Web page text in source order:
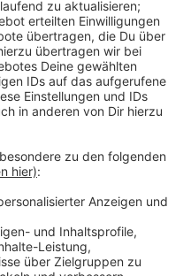
hat jetzt die Firma
Denn gute
besonders
dass die Firmen in
Als Würdigung, aber
hat die
Engagement im
die Auszeichnung
ein großer Arbeitgeber
bewährter
von Familien
Isselguss und